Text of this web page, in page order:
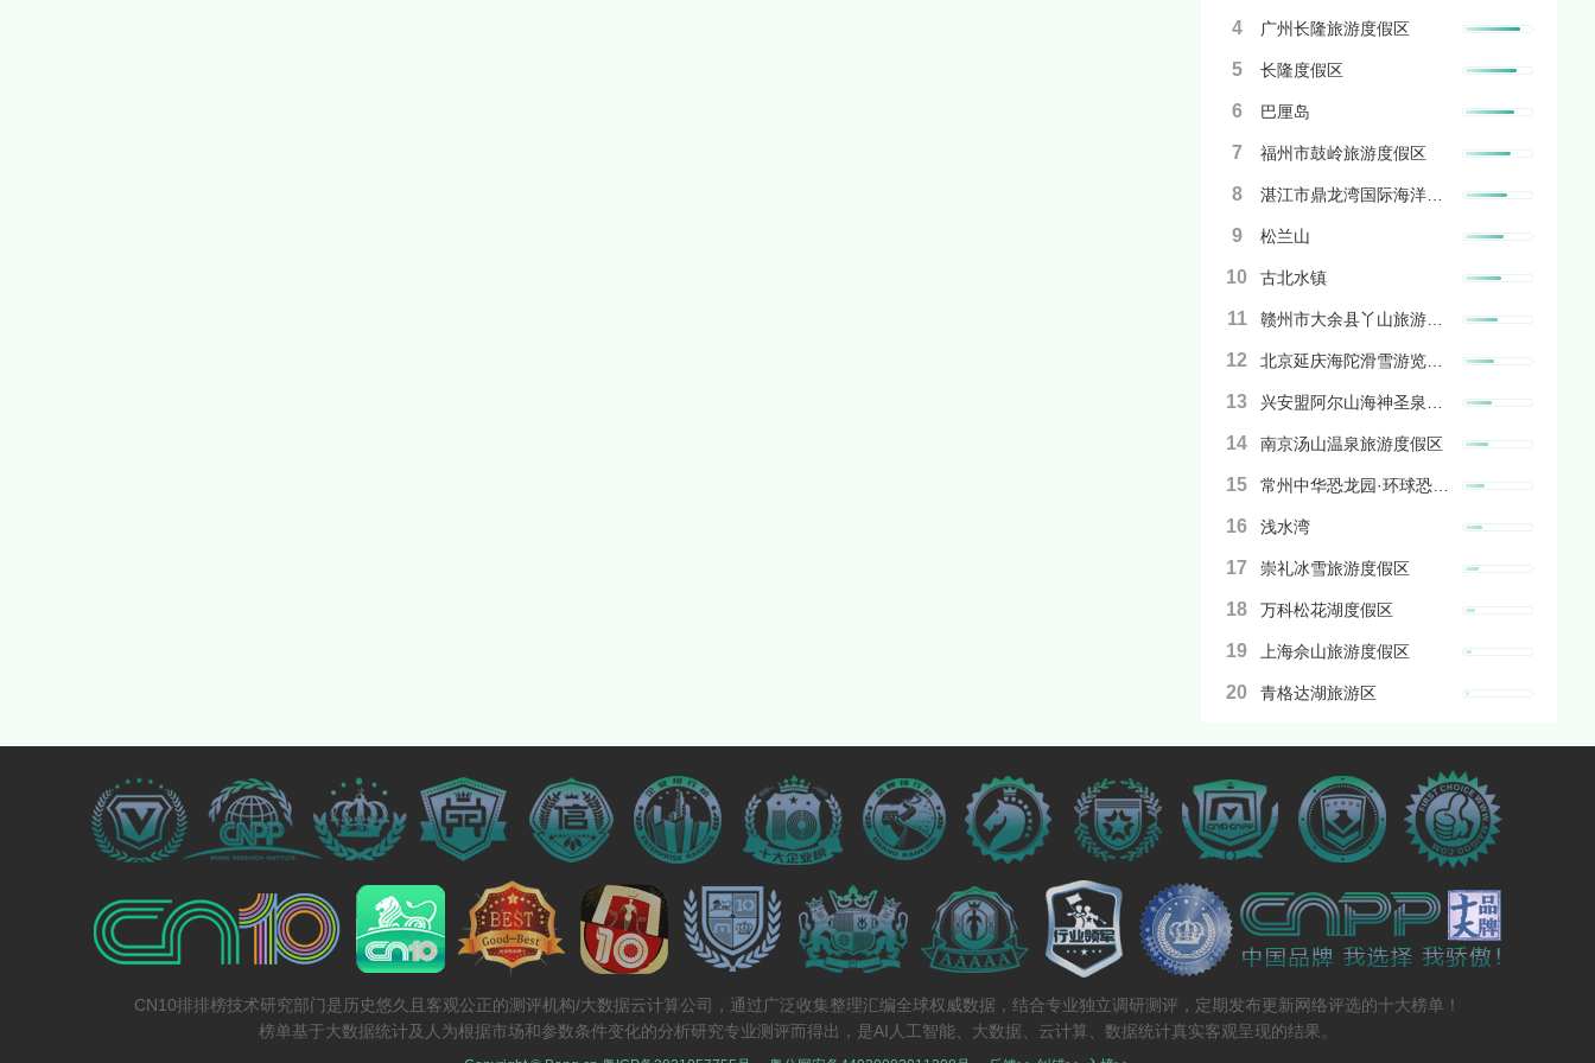
4 广州长隆旅游度假区
5 长隆度假区
6 巴厘岛
7 福州市鼓岭旅游度假区
8 湛江市鼎龙湾国际海洋旅游区
9 松兰山
10 古北水镇
11 赣州市大余县丫山旅游度假区
12 北京延庆海陀滑雪游览度假地
13 兴安盟阿尔山海神圣泉旅游度假村
14 南京汤山温泉旅游度假区
15 常州中华恐龙园·环球恐龙城
16 浅水湾
17 崇礼冰雪旅游度假区
18 万科松花湖度假区
19 上海佘山旅游度假区
20 青格达湖旅游区
CN10排排榜技术研究部门是历史悠久且客观公正的测评机构/大数据云计算公司，通过广泛收集整理汇编全球权威数据，结合专业独立调研测评，定期发布更新网络评选的十大榜单！
榜单基于大数据统计及人为根据市场和参数条件变化的分析研究专业测评而得出，是AI人工智能、大数据、云计算、数据统计真实客观呈现的结果。